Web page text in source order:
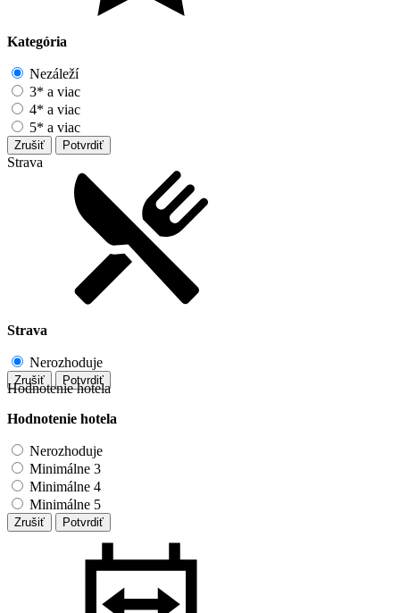
Kategória
Nezáleží
3* a viac
4* a viac
5* a viac
Zrušiť Potvrdiť
Strava
Strava
Nerozhoduje
Zrušiť Potvrdiť
Hodnotenie hotela
Hodnotenie hotela
Nerozhoduje
Minimálne 3
Minimálne 4
Minimálne 5
Zrušiť Potvrdiť